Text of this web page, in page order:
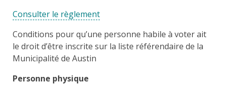
Consulter le règlement
Conditions pour qu’une personne habile à voter ait
le droit d’être inscrite sur la liste référendaire de la
Municipalité de Austin
Personne physique